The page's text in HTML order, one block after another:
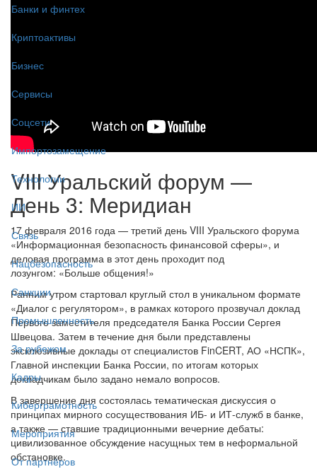
Банки и финтех
Криптоактивы
Бизнес
Сервисы
Соцсети
Импортозамещение
Технологии
ИИ
Связь
Нацбезопасность
Санкции
Промышленность
За рубежом
Кадры
Киберграмотность
Мероприятия
От партнёров
VIII Уральский форум —
День 3: Меридиан
17 февраля 2016 года — третий день VIII Уральского форума
«Информационная безопасность финансовой сферы», и
деловая программа в этот день проходит под
лозунгом: «Больше общения!»
Ранним утром стартовал круглый стол в уникальном формате
«Диалог с регулятором», в рамках которого прозвучал доклад
Первого заместителя председателя Банка России Сергея
Швецова. Затем в течение дня были представлены
эксклюзивные доклады от специалистов FinCERT, АО «НСПК»,
Главной инспекции Банка России, по итогам которых
докладчикам было задано немало вопросов.
В завершение дня состоялась тематическая дискуссия о
принципах мирного сосуществования ИБ- и ИТ-служб в банке,
а также — ставшие традиционными вечерние дебаты:
цивилизованное обсуждение насущных тем в неформальной
обстановке.